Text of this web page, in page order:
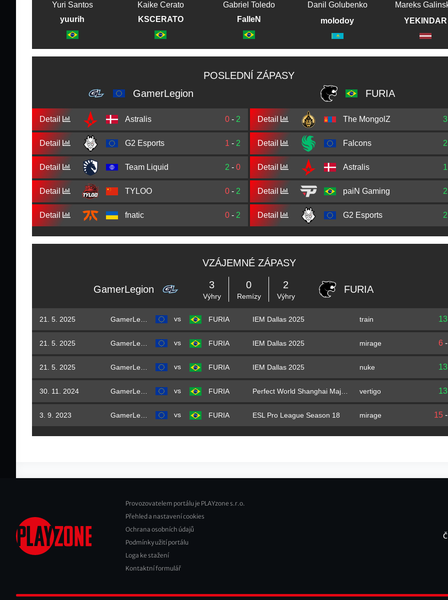
Yuri Santos
yuurih
Kaike Cerato
KSCERATO
Gabriel Toledo
FalleN
Danil Golubenko
molodoy
Mareks
YEKINDAR
POSLEDNÍ ZÁPASY
GamerLegion
FURIA
Detail Astralis 0 - 2
Detail G2 Esports 1 - 2
Detail Team Liquid 2 - 0
Detail TYLOO 0 - 2
Detail fnatic 0 - 2
Detail The MongolZ 3
Detail Falcons 2
Detail Astralis 1
Detail paiN Gaming 2
Detail G2 Esports 2
VZÁJEMNÉ ZÁPASY
GamerLegion 3
Výhry
0
Remízy
2
Výhry
FURIA
21. 5. 2025 vs FURIA IEM Dallas 2025 train 13
21. 5. 2025 vs FURIA IEM Dallas 2025 mirage 6
21. 5. 2025 vs FURIA IEM Dallas 2025 nuke 13
30. 11. 2024 vs FURIA vertigo 13
3. 9. 2023 vs FURIA ESL Pro League Season 18 mirage 15
Footer
2
Provozovatelem portálu je PLAYzone s.r.o.
Přehled a nastavení cookies
Ochrana osobních údajů
Podmínky užití portálu
Loga ke stažení
Kontaktní formulář